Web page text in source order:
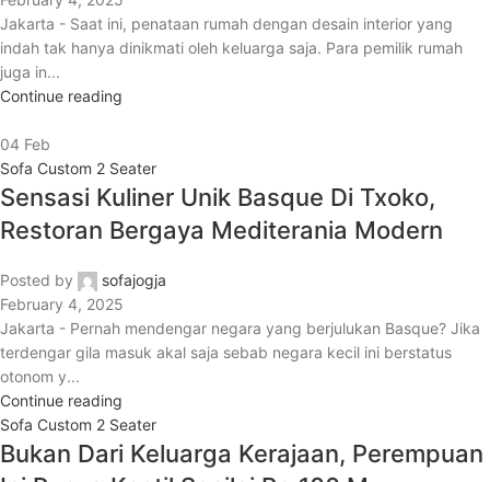
Jakarta - Saat ini, penataan rumah dengan desain interior yang
indah tak hanya dinikmati oleh keluarga saja. Para pemilik rumah
juga in...
Continue reading
04 Feb
Sofa Custom 2 Seater
Sensasi Kuliner Unik Basque Di Txoko,
Restoran Bergaya Mediterania Modern
Posted by
sofajogja
February 4, 2025
Jakarta - Pernah mendengar negara yang berjulukan Basque? Jika
terdengar gila masuk akal saja sebab negara kecil ini berstatus
otonom y...
Continue reading
Sofa Custom 2 Seater
Bukan Dari Keluarga Kerajaan, Perempuan